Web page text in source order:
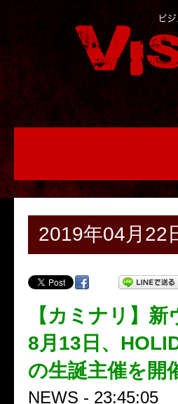
2019年04月22
【カミナリ】
8月13日、
の生誕主催を開
NEWS - 23:45:05